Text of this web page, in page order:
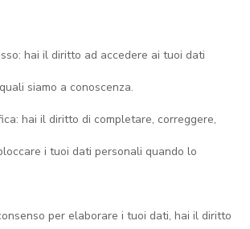
hai il diritto ad accedere ai tuoi dati
siamo a conoscenza.
hai il diritto di completare, correggere,
i tuoi dati personali quando lo
per elaborare i tuoi dati, hai il diritto